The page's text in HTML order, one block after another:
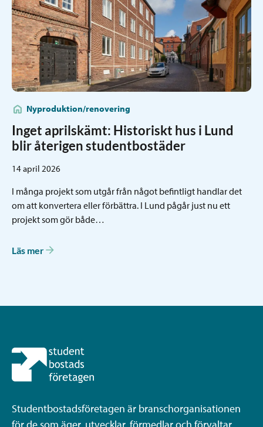
Nyproduktion/renovering
Inget aprilskämt: Historiskt hus i Lund
blir återigen studentbostäder
14 april 2026
I många projekt som utgår från något befintligt handlar det
om att konvertera eller förbättra. I Lund pågår just nu ett
projekt som gör både…
Läs mer
Studentbostadsföretagen är branschorganisationen